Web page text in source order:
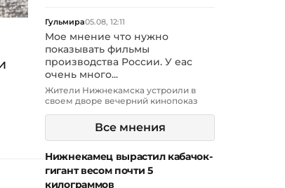
Гульмира05.08, 12:11
Мое мнение что нужно
показывать фильмы
производства России. У еас
очень много...
Жители Нижнекамска устроили в
своем дворе вечерний кинопоказ
Все мнения
Нижнекамец вырастил кабачок-
гигант весом почти 5
килограммов